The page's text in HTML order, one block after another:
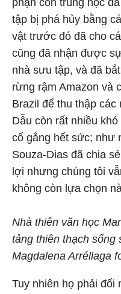
phận côn trùng học
tập bị phá hủy bằng
vật trước đó đã cho
cũng đã nhận được
nhà sưu tập, và đã
rừng rậm Amazon và
Brazil để thu thập các
Dẫu còn rất nhiều
cố gắng hết sức; như
Souza-Dias đã chia
lợi nhưng chúng tôi
không còn lựa chọn
Nhà thiên văn học
tảng thiên thạch sống
Magdalena Arréllaga
Tuy nhiên họ phải đối